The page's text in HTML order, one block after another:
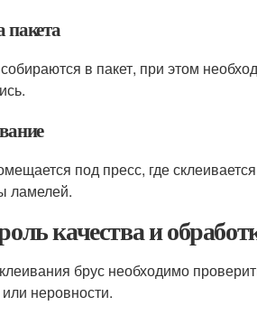
пакета
в пакет, при этом
под пресс, где
ламелей.
качества и
брус необходимо
неровности.